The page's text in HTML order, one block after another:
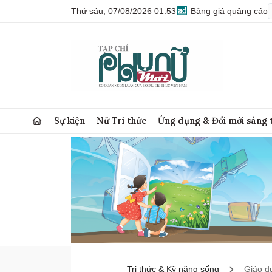
Thứ sáu, 07/08/2026 01:53 Bảng giá quảng cáo
Sự kiện Nữ Trí thức Ứng dụng & Đổi mới sáng
Tri thức & Kỹ năng sống Giáo